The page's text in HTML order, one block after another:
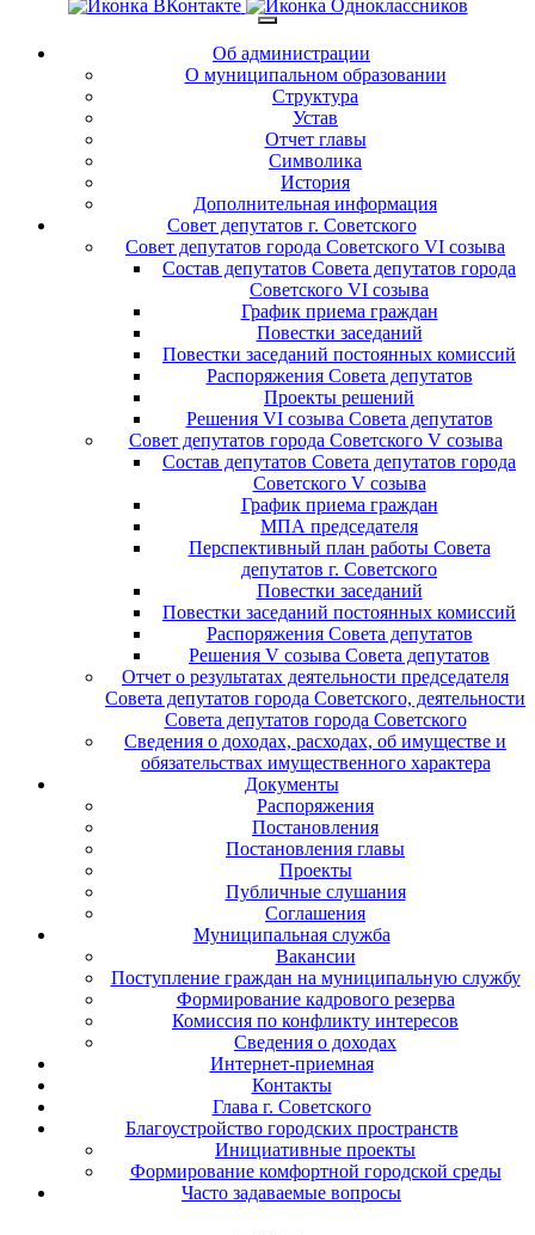
Об администрации
О муниципальном образовании
Структура
Устав
Отчет главы
Символика
История
Дополнительная информация
Совет депутатов г. Советского
Совет депутатов города Советского VI созыва
Состав депутатов Совета депутатов города
Советского VI созыва
График приема граждан
Повестки заседаний
Повестки заседаний постоянных комиссий
Распоряжения Совета депутатов
Проекты решений
Решения VI созыва Совета депутатов
Совет депутатов города Советского V созыва
Состав депутатов Совета депутатов города
Советского V созыва
График приема граждан
МПА председателя
Перспективный план работы Совета
депутатов г. Советского
Повестки заседаний
Повестки заседаний постоянных комиссий
Распоряжения Совета депутатов
Решения V созыва Совета депутатов
Отчет о результатах деятельности председателя
Совета депутатов города Советского, деятельности
Совета депутатов города Советского
Сведения о доходах, расходах, об имуществе и
обязательствах имущественного характера
Документы
Распоряжения
Постановления
Постановления главы
Проекты
Публичные слушания
Соглашения
Муниципальная служба
Вакансии
Поступление граждан на муниципальную службу
Формирование кадрового резерва
Комиссия по конфликту интересов
Сведения о доходах
Интернет-приемная
Контакты
Глава г. Советского
Благоустройство городских пространств
Инициативные проекты
Формирование комфортной городской среды
Часто задаваемые вопросы